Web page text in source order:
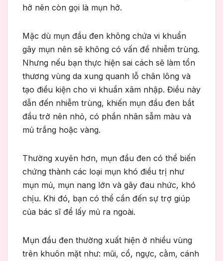
hở nên còn gọi là mụn hở.
Mặc dù mụn đầu đen không chứa vi khuẩn
gây mụn nên sẽ không có vấn đề nhiễm trùng.
Nhưng nếu bạn thực hiện sai cách sẽ làm tổn
thương vùng da xung quanh lỗ chân lông và
tạo điều kiện cho vi khuẩn xâm nhập. Điều này
dẫn đến nhiễm trùng, khiến mụn đầu đen bắt
đầu trở nên nhỏ, có phần nhân sẫm màu và
mủ trắng hoặc vàng.
Thường xuyên hơn, mụn đầu đen có thể biến
chứng thành các loại mụn khó điều trị như
mụn mủ, mụn nang lớn và gây đau nhức, khó
chịu. Khi đó, bạn có thể cần đến sự trợ giúp
của bác sĩ để lấy mủ ra ngoài.
Mụn đầu đen thường xuất hiện ở nhiều vùng
trên khuôn mặt như: mũi, cổ, ngực, cằm, cánh